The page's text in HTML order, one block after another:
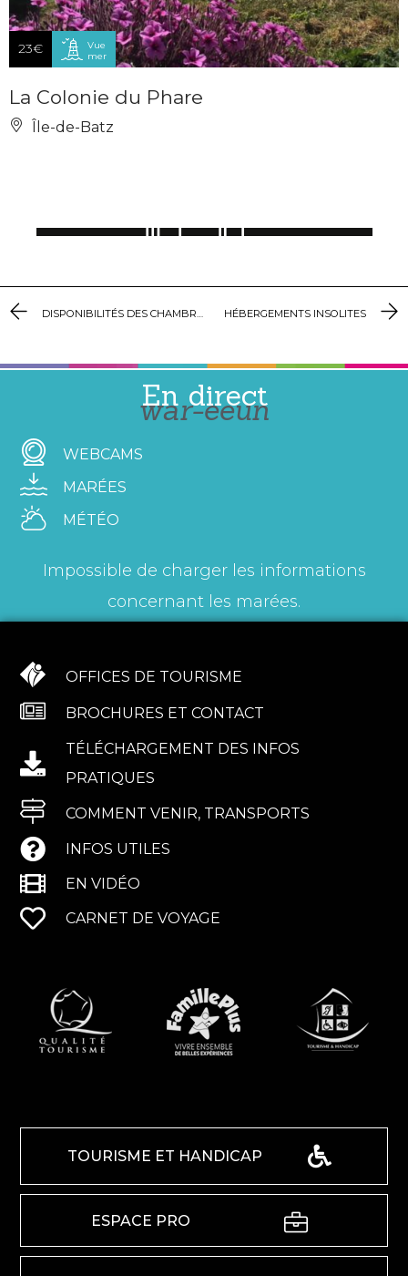
23€
Vue
mer
La Colonie du Phare
Île-de-Batz
DISPONIBILITÉS DES CHAMBRES D’HÔTES HÉBERGEMENTS INSOLITES
En direct
war-eeun
WEBCAMS
MARÉES
MÉTÉO
Impossible de charger les informations
concernant les marées.
OFFICES DE TOURISME
BROCHURES ET CONTACT
TÉLÉCHARGEMENT DES INFOS
PRATIQUES
COMMENT VENIR, TRANSPORTS
INFOS UTILES
EN VIDÉO
CARNET DE VOYAGE
TOURISME ET HANDICAP
ESPACE PRO